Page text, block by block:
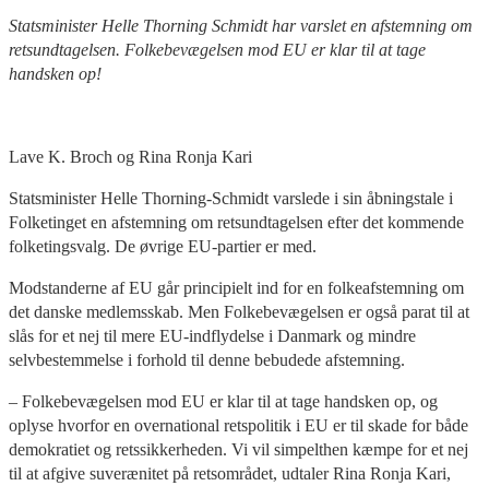
Statsminister Helle Thorning Schmidt har varslet en afstemning om
retsundtagelsen. Folkebevægelsen mod EU er klar til at tage
handsken op!
Lave K. Broch og Rina Ronja Kari
Statsminister Helle Thorning-Schmidt varslede i sin åbningstale i
Folketinget en afstemning om retsundtagelsen efter det kommende
folketingsvalg. De øvrige EU-partier er med.
Modstanderne af EU går principielt ind for en folkeafstemning om
det danske medlemsskab. Men Folkebevægelsen er også parat til at
slås for et nej til mere EU-indflydelse i Danmark og mindre
selvbestemmelse i forhold til denne bebudede afstemning.
– Folkebevægelsen mod EU er klar til at tage handsken op, og
oplyse hvorfor en overnational retspolitik i EU er til skade for både
demokratiet og retssikkerheden. Vi vil simpelthen kæmpe for et nej
til at afgive suverænitet på retsområdet, udtaler Rina Ronja Kari,